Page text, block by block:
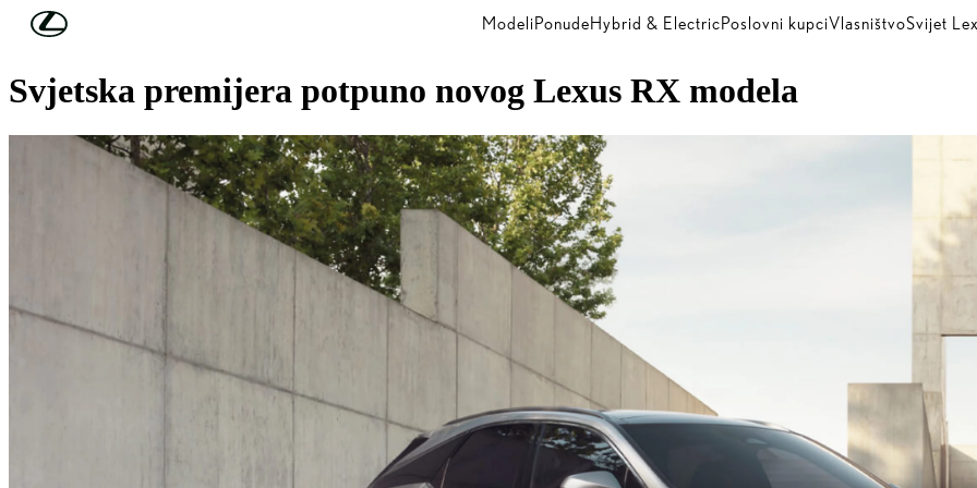
Skip to Main Content ModeliPonudeHybrid & ElectricPoslovni kupciVlasništvoSvijet
LEXUS VIJESTI
Svjetska premijera potpuno novog Lexus RX modela